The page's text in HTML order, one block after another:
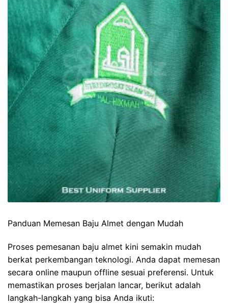
Panduan Memesan Baju Almet dengan Mudah
Proses pemesanan baju almet kini semakin mudah
berkat perkembangan teknologi. Anda dapat memesan
secara online maupun offline sesuai preferensi. Untuk
memastikan proses berjalan lancar, berikut adalah
langkah-langkah yang bisa Anda ikuti: